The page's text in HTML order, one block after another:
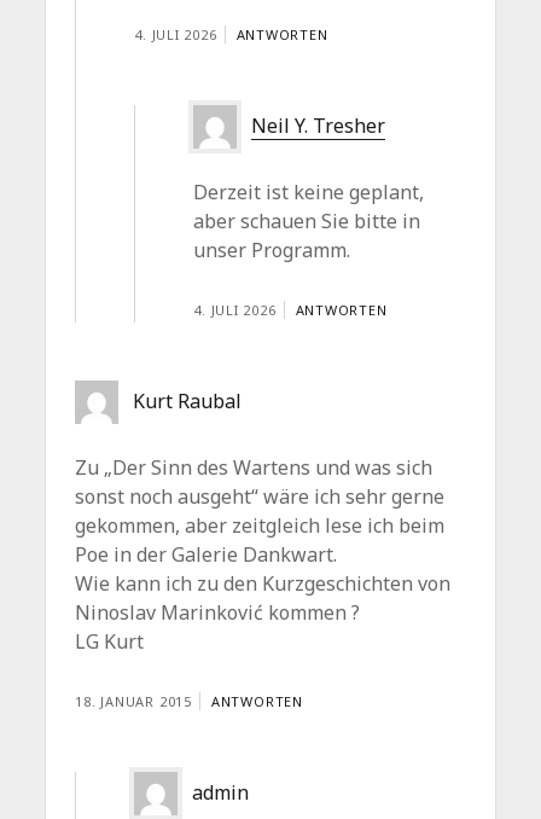
4. JULI 2026 ANTWORTEN
Neil Y. Tresher
Derzeit ist keine geplant,
aber schauen Sie bitte in
unser Programm.
4. JULI 2026 ANTWORTEN
Kurt Raubal
Zu „Der Sinn des Wartens und was sich
sonst noch ausgeht“ wäre ich sehr gerne
gekommen, aber zeitgleich lese ich beim
Poe in der Galerie Dankwart.
Wie kann ich zu den Kurzgeschichten von
Ninoslav Marinković kommen ?
LG Kurt
18. JANUAR 2015 ANTWORTEN
admin